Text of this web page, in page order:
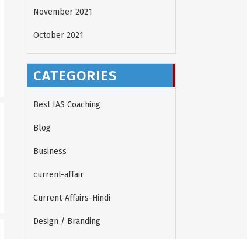
November 2021
October 2021
CATEGORIES
Best IAS Coaching
Blog
Business
current-affair
Current-Affairs-Hindi
Design / Branding